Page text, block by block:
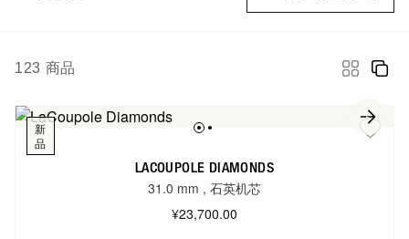
123 商品
新
品
LACOUPOLE DIAMONDS
31.0 mm , 石英机芯
¥23,700.00